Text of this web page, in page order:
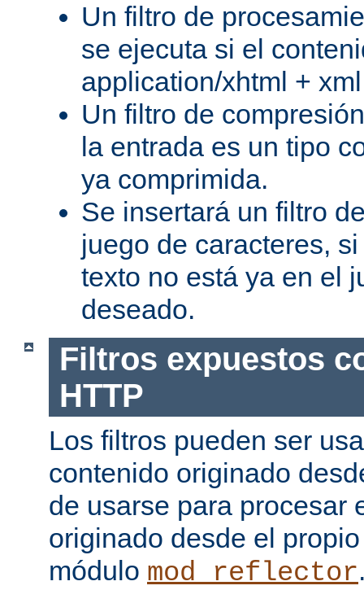
Un filtro de
se ejecuta si el
application/xhtml +
Un filtro de
la entrada es un tipo
ya comprimida.
Se insertará un filtro
juego de caracteres,
texto no está ya en el
deseado.
Filtros expuestos
HTTP
Los filtros pueden ser
contenido originado
de usarse para procesar
originado desde el
módulo mod_reflector